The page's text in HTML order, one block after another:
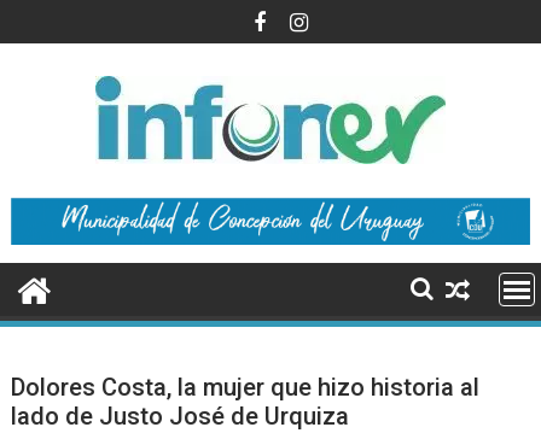
al
Dolores Costa, la mujer que hizo historia al
lado de Justo José de Urquiza